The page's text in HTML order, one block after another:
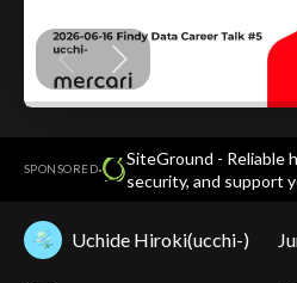
SPONSORED·
SiteGround - Reliable
security, and support
Uchide Hiroki(ucchi-)